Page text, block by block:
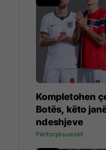
Kompletohen
Botës, këto
ndeshjeve
Përfaqësueset